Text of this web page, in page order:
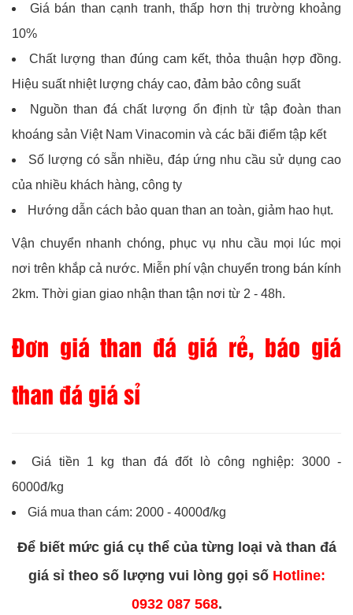
Giá bán than cạnh tranh, thấp hơn thị trường khoảng
10%
Chất lượng than đúng cam kết, thỏa thuận hợp đồng.
Hiệu suất nhiệt lượng cháy cao, đảm bảo công suất
Nguồn than đá chất lượng ổn định từ tập đoàn than
khoáng sản Việt Nam Vinacomin và các bãi điểm tập kết
Số lượng có sẵn nhiều, đáp ứng nhu cầu sử dụng cao
của nhiều khách hàng, công ty
Hướng dẫn cách bảo quan than an toàn, giảm hao hụt.
Vận chuyển nhanh chóng, phục vụ nhu cầu mọi lúc mọi
nơi trên khắp cả nước. Miễn phí vận chuyển trong bán kính
2km. Thời gian giao nhận than tận nơi từ 2 - 48h.
Đơn giá than đá giá rẻ, báo giá
than đá giá sỉ
Giá tiền 1 kg than đá đốt lò công nghiệp: 3000 -
6000đ/kg
Giá mua than cám: 2000 - 4000đ/kg
Để biết mức giá cụ thể của từng loại và than đá
giá sỉ theo số lượng vui lòng gọi số Hotline:
0932 087 568.